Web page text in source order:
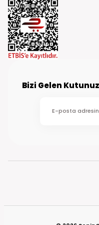
Bizi Gelen